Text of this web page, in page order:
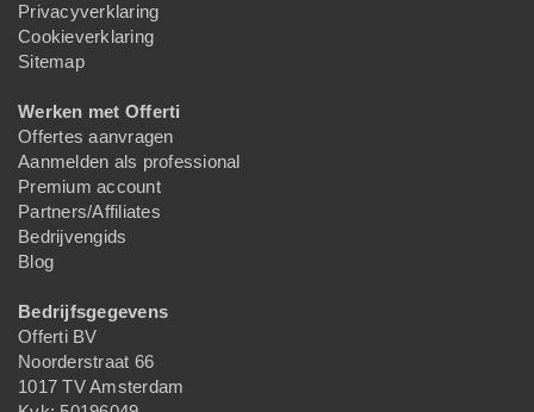
Privacyverklaring
Cookieverklaring
Sitemap
Werken met Offerti
Offertes aanvragen
Aanmelden als professional
Premium account
Partners/Affiliates
Bedrijvengids
Blog
Bedrijfsgegevens
Offerti BV
Noorderstraat 66
1017 TV Amsterdam